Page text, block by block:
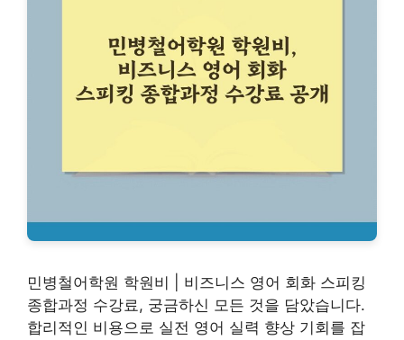
민병철어학원 학원비 | 비즈니스 영어 회화 스피킹
종합과정 수강료, 궁금하신 모든 것을 담았습니다.
합리적인 비용으로 실전 영어 실력 향상 기회를 잡